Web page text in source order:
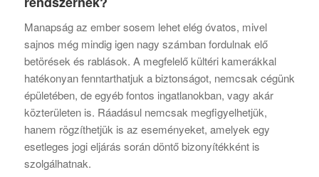
Manapság az ember sosem lehet elég óvatos, mivel
sajnos még mindig igen nagy számban fordulnak elő
betörések és rablások. A megfelelő kültéri kamerákkal
hatékonyan fenntarthatjuk a biztonságot, nemcsak cégünk
épületében, de egyéb fontos ingatlanokban, vagy akár
közterületen is. Ráadásul nemcsak megfigyelhetjük,
hanem rögzíthetjük is az eseményeket, amelyek egy
esetleges jogi eljárás során döntő bizonyítékként is
szolgálhatnak.